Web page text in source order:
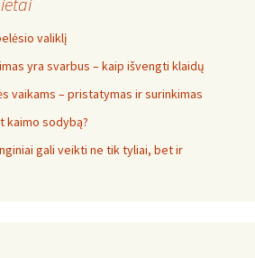
valiklį
yra svarbus – kaip išvengti klaidų
vaikams – pristatymas ir surinkimas
kaimo sodybą?
gali veikti ne tik tyliai, bet ir